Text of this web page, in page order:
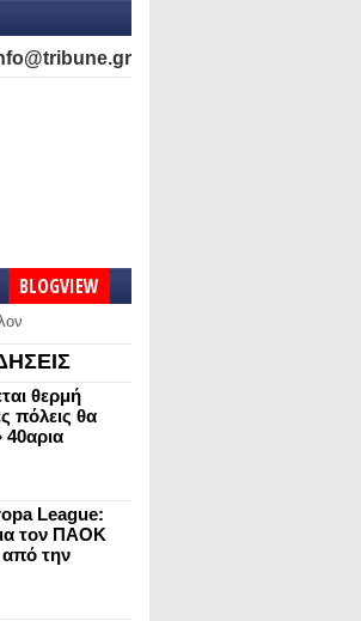
BLOGVIEW
θερμή
πόλεις θα
League:
τον ΠΑΟΚ
την